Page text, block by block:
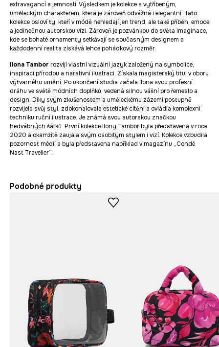
extravagancí a jemností. Výsledkem je kolekce s vytříbeným,
uměleckým charakterem, která je zároveň odvážná i elegantní. Tato
kolekce osloví ty, kteří v módě nehledají jen trend, ale také příběh, emoce
a jedinečnou autorskou vizi. Zároveň je pozvánkou do světa imaginace,
kde se bohaté ornamenty setkávají se současným designem a
každodenní realita získává lehce pohádkový rozměr.
Ilona Tambor rozvíjí vlastní vizuální jazyk založený na symbolice,
inspiraci přírodou a narativní ilustraci. Získala magisterský titul v oboru
výtvarného umění. Po ukončení studia začala Ilona svou profesní
dráhu ve světě módních doplňků, vedená silnou vášní pro řemeslo a
design. Díky svým zkušenostem a uměleckému zázemí postupně
rozvíjela svůj styl, zdokonalovala estetické cítění a ovládla komplexní
techniku ruční ilustrace. Je známá svou autorskou značkou
hedvábných šátků. První kolekce Ilony Tambor byla představena v roce
2020 a okamžitě zaujala svým osobitým stylem i vizí. Kolekce vzbudila
pozornost médií a byla představena například v magazínu „Condé
Nast Traveller“.
Podobné produkty